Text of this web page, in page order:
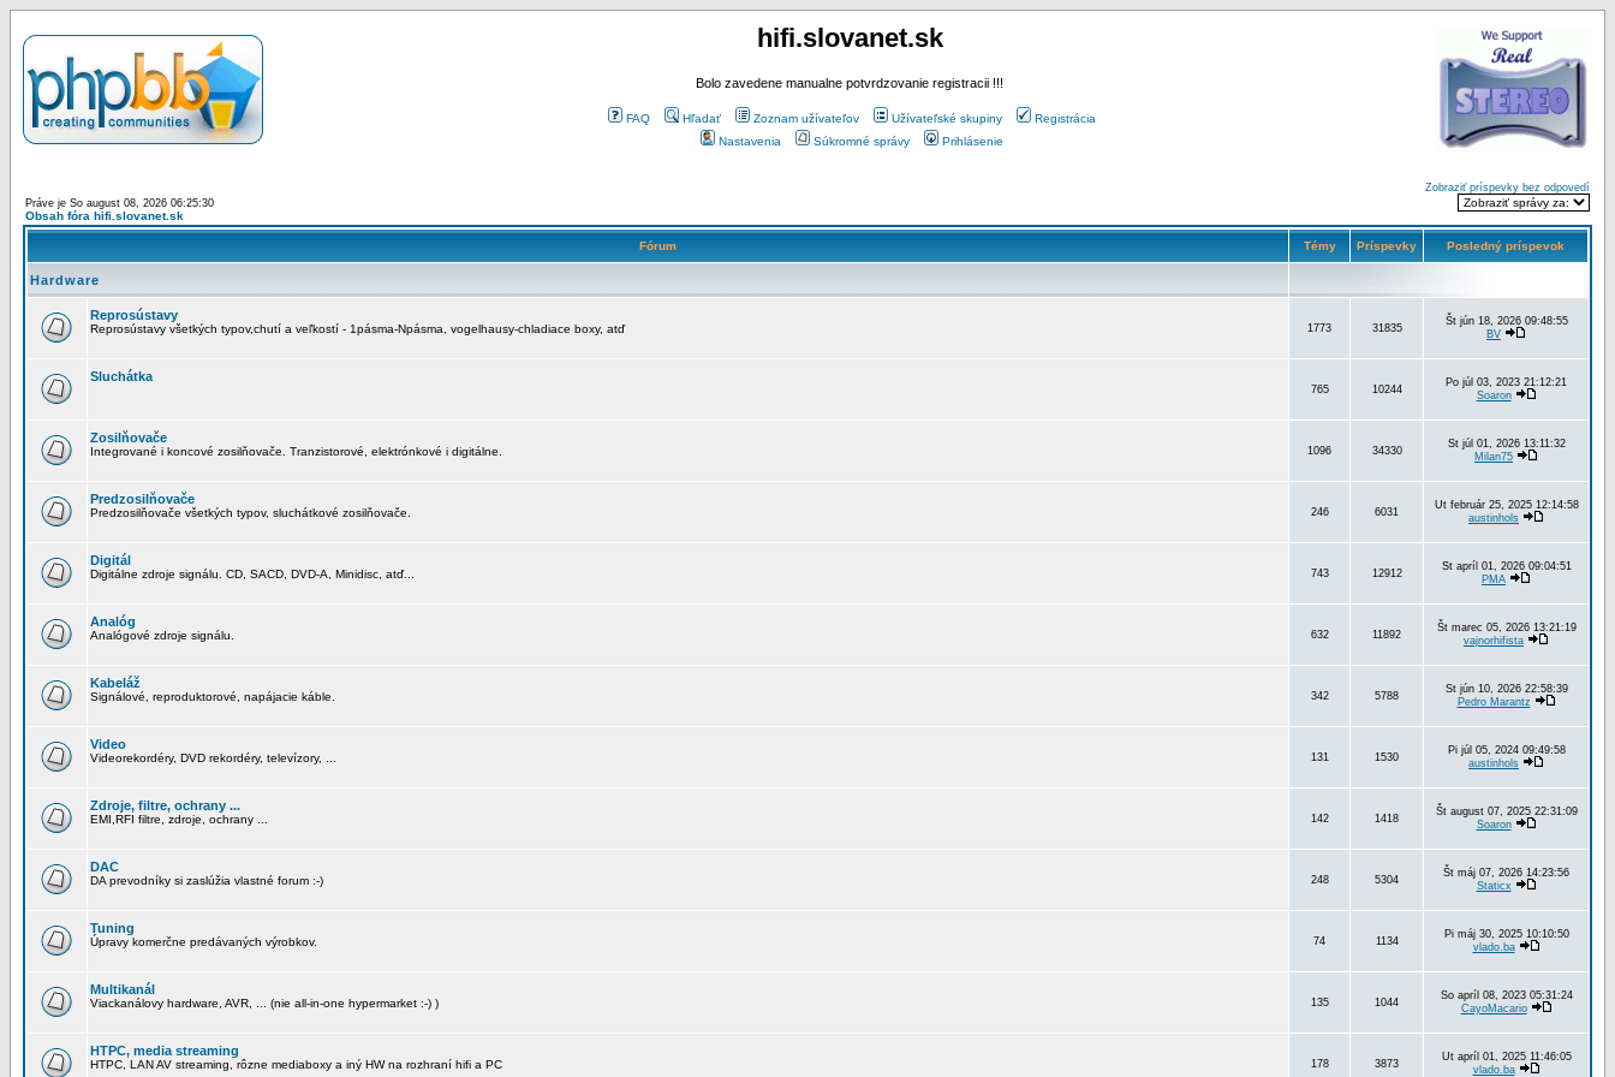
hifi.slovanet.sk
Bolo zavedene manualne potvrdzovanie registracii !!!
FAQ Hľadať Zoznam užívateľov Užívateľské skupiny
Registrácia
Nastavenia
Súkromné správy Prihlásenie
Práve je So august 08, 2026 06:25:30
Obsah fóra hifi.slovanet.sk
Zobraziť príspevky bez odpovedí
Fórum Témy Príspevky Posledný príspevok
Hardware
Reprosústavy
Reprosústavy všetkých typov,chutí a veľkostí - 1pásma-Npásma, vogelhausy-chladiace boxy, atď 1773 31835
Št jún 18, 2026 09:48:55
BV
Sluchátka
765 10244
Po júl 03, 2023 21:12:21
Soaron
Zosilňovače
Integrované i koncové zosilňovače. Tranzistorové, elektrónkové i digitálne. 1096 34330
St júl 01, 2026 13:11:32
Milan75
Predzosilňovače
Predzosilňovače všetkých typov, sluchátkové zosilňovače. 246 6031
Ut február 25, 2025 12:14:58
austinhols
Digitál
Digitálne zdroje signálu. CD, SACD, DVD-A, Minidisc, atď... 743 12912
St apríl 01, 2026 09:04:51
PMA
Analóg
Analógové zdroje signálu. 632 11892
Št marec 05, 2026 13:21:19
vajnorhifista
Kabeláž
Signálové, reproduktorové, napájacie káble. 342 5788
St jún 10, 2026 22:58:39
Pedro Marantz
Video
Videorekordéry, DVD rekordéry, televízory, ... 131 1530
Pi júl 05, 2024 09:49:58
austinhols
Zdroje, filtre, ochrany ...
EMI,RFI filtre, zdroje, ochrany ... 142 1418
Št august 07, 2025 22:31:09
Soaron
DAC
DA prevodníky si zaslúžia vlastné forum :-) 248 5304
Št máj 07, 2026 14:23:56
Staticx
Tuning
Úpravy komerčne predávaných výrobkov. 74 1134
Pi máj 30, 2025 10:10:50
vlado.ba
Multikanál
Viackanálovy hardware, AVR, ... (nie all-in-one hypermarket :-) ) 135 1044
So apríl 08, 2023 05:31:24
CayoMacario
HTPC, media streaming
HTPC, LAN AV streaming, rôzne mediaboxy a iný HW na rozhraní hifi a PC 178 3873
Ut apríl 01, 2025 11:46:05
vlado.ba